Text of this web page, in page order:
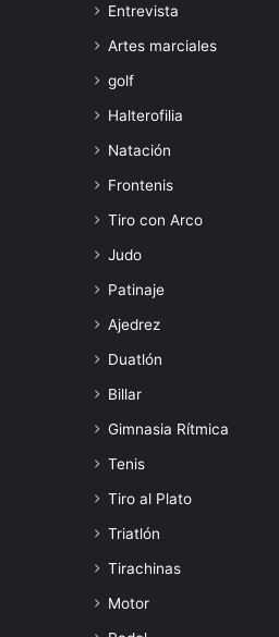
Entrevista
Artes marciales
golf
Halterofilia
Natación
Frontenis
Tiro con Arco
Judo
Patinaje
Ajedrez
Duatlón
Billar
Gimnasia Rítmica
Tenis
Tiro al Plato
Triatlón
Tirachinas
Motor